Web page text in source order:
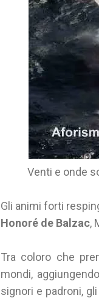
Venti e onde
Gli animi forti
Honoré de Balzac,
Tra coloro che
mondi,
signori e padroni,